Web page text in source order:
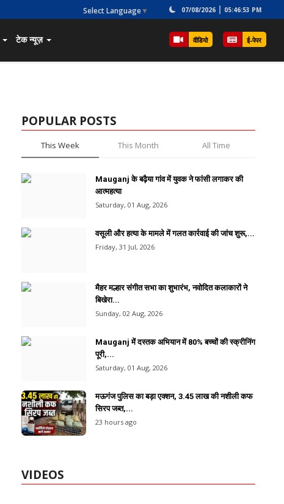
Select Language▼ 07/08/2026 05:46:53 PM
टेक न्यूज़ वीडियो ई-पेपर
POPULAR POSTS
This Week This Month All Time
Mauganj के बढ़ैया गांव में युवक ने फांसी लगाकर की
आत्महत्या
Saturday, 01 Aug, 2026
वसूली और हत्या के मामले में गलत कार्रवाई की जांच शुरू,...
Friday, 31 Jul, 2026
मैहर मल्हार संगीत सभा का शुभारंभ, नवोदित कलाकारों ने
बिखेरा...
Sunday, 02 Aug, 2026
Mauganj में दस्तक अभियान में 80% बच्चों की स्क्रीनिंग
पूरी,...
Saturday, 01 Aug, 2026
मऊगंज पुलिस का बड़ा एक्शन, 3.45 लाख की नशीली कफ
सिरप जब्त,...
23 hours ago
VIDEOS